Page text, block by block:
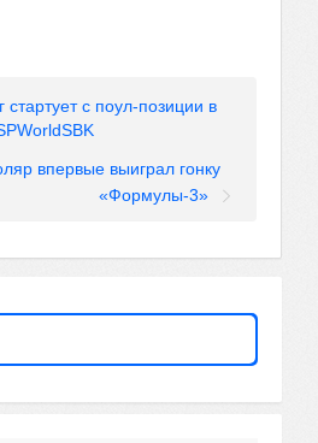
стартует с поул-позиции в
впервые выиграл гонку
«Формулы-3»